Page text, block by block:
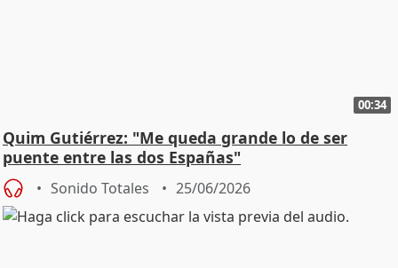
00:34
Quim Gutiérrez: "Me queda grande lo de ser
puente entre las dos Españas"
Sonido Totales 25/06/2026